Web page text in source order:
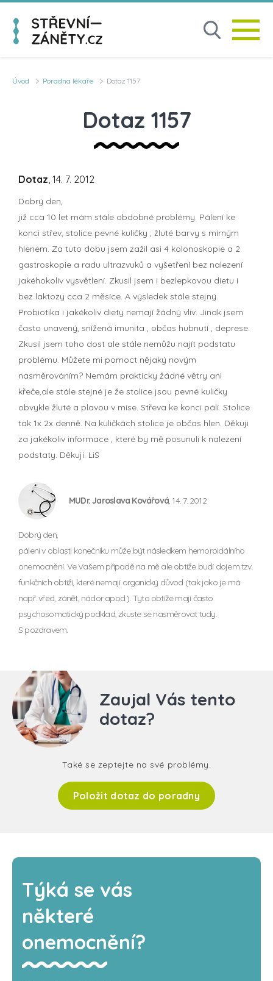
Úvod Poradna lékaře Dotaz 1157
Dotaz 1157
Dotaz, 14. 7. 2012
Dobrý den,
již cca 10 let mám stále obdobné problémy. Pálení ke
konci střev, stolice pevné kuličky , žluté barvy s mírným
hlenem. Za tuto dobu jsem zažil asi 4 kolonoskopie a 2
gastroskopie a radu ultrazvuků a vyšetření bez nalezení
jakéhokoliv vysvětlení. Zkusil jsem i bezlepkovou dietu i
bez laktozy cca 2 měsíce. A výsledek stále stejný.
Probiotika i jakékoliv diety nemají žádný vliv. Jinak jsem
často unavený, snížená imunita , občas hubnutí , deprese.
Zkusil jsem toho dost ale stále nemůžu najít podstatu
problému. Můžete mi pomoct nějaký novým
nasměrováním? Nemám prakticky žádné větry ani
křeče,ale stále stejné je že stolice jsou pevné kuličky
obvykle žluté a plavou v míse. Střeva ke konci pálí. Stolice
tak 1x 2x denně. Na kuličkách stolice je občas hlen. Děkuji
za jakékoliv informace , které by mě posunuli k nalezení
podstaty. Děkuji. LiS
MUDr. Jaroslava Kovářová, 14. 7. 2012
Dobrý den,
pálení v oblasti konečníku může být následkem hemoroidálního
onemocnění. Ve Vašem případě na mě ale obtíže budí dojem tzv.
funkčních obtíží, které nemají organický důvod (tak jako je má
např. vřed, zánět, nádor apod.). Tyto obtíže mají často
psychosomatický podklad, zkuste se nasměrovat tudy.
S pozdravem.
Zaujal Vás tento
dotaz?
Také se zeptejte na své problémy.
Položit dotaz do poradny
Týká se vás
některé
onemocnění?